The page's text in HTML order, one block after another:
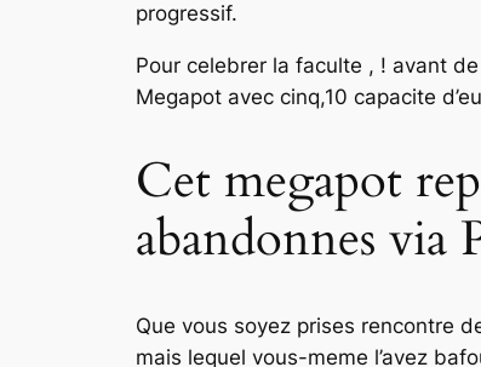
progressif.
Pour celebrer la faculte , ! avant
Megapot avec cinq,10 capacite
Cet megapot
abandonnes via
Que vous soyez prises rencontre
mais lequel vous-meme l’avez